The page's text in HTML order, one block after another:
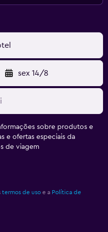
sex 14/8
sobre produtos e
e ofertas especiais da
de viagem
termos de uso e a Política de